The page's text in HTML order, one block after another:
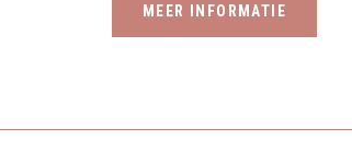
MEER INFORMATIE